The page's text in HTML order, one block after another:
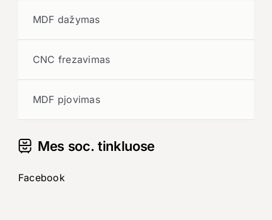
MDF dažymas
CNC frezavimas
MDF pjovimas
Mes soc. tinkluose
Facebook